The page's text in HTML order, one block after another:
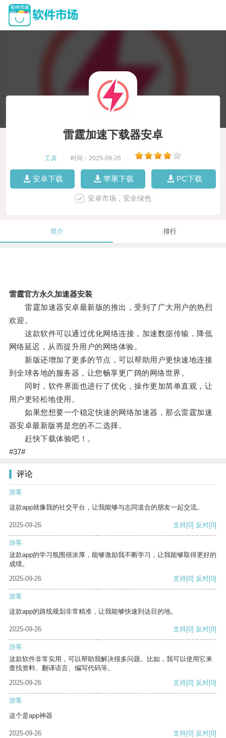
雷霆加速下载器安卓
工具 时间：2025-09-26
安卓下载 苹果下载 PC下载
安卓市场，安全绿色
简介 排行
雷霆官方永久加速器安装
雷霆加速器安卓最新版的推出，受到了广大用户的热烈
欢迎。
这款软件可以通过优化网络连接，加速数据传输，降低
网络延迟，从而提升用户的网络体验。
新版还增加了更多的节点，可以帮助用户更快速地连接
到全球各地的服务器，让您畅享更广阔的网络世界。
同时，软件界面也进行了优化，操作更加简单直观，让
用户更轻松地使用。
如果您想要一个稳定快速的网络加速器，那么雷霆加速
器安卓最新版将是您的不二选择。
赶快下载体验吧！。
#37#
评论
游客
这款app就像我的社交平台，让我能够与志同道合的朋友一起交流。
2025-09-26 支持[0] 反对[0]
游客
这款app的学习氛围很浓厚，能够激励我不断学习，让我能够取得更好的
成绩。
2025-09-26
支持[0] 反对[0]
游客
这款app的路线规划非常精准，让我能够快速到达目的地。
2025-09-26 支持[0] 反对[0]
游客
这款软件非常实用，可以帮助我解决很多问题。比如，我可以使用它来
查找资料、翻译语言、编写代码等。
2025-09-26
支持[0] 反对[0]
游客
这个是app神器
2025-09-26 支持[0] 反对[0]